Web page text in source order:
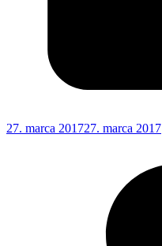
27. marca 201727. marca 2017